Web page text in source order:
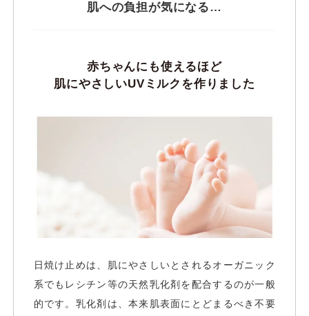
肌への負担が気になる…
赤ちゃんにも使えるほど
肌にやさしいUVミルクを作りました
日焼け止めは、肌にやさしいとされるオーガニック
系でもレシチン等の天然乳化剤を配合するのが一般
的です。乳化剤は、本来肌表面にとどまるべき不要